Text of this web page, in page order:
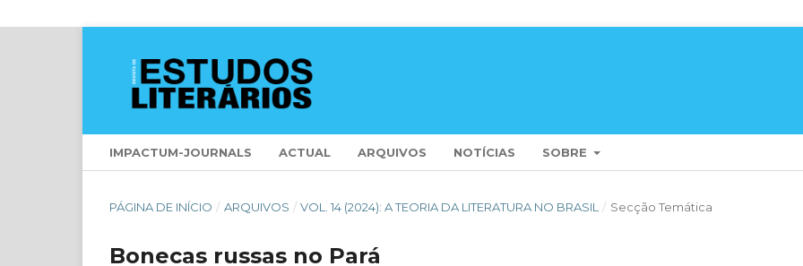
IMPACTUM-JOURNALS ACTUAL ARQUIVOS NOTÍCIAS SOBRE
PÁGINA DE INÍCIO / ARQUIVOS / VOL. 14 (2024): A TEORIA DA LITERATURA NO BRASIL / Secção Temática
Bonecas russas no Pará